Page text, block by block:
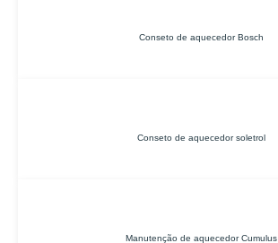
Conseto de aquecedor Bosch
Conseto de aquecedor soletrol
Manutenção de aquecedor Cumulus